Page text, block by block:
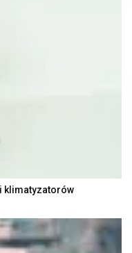
klimatyzatorów